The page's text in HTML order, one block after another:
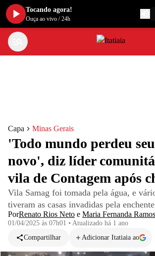
Capa Minas Gerais
'Todo mundo perdeu
novo', diz líder
vila de Contagem após
Vila Samag foi tomada pela água, e
tiveram as casas invadidas pela enchente
PorRenato Rios Neto e Maria Fernanda Ramos
01/04/2025 às 07h01 • Atualizado há 1 ano
Compartilhar
Adicionar Itatiaia ao
Tocando agora!
Ouça ao vivo /24h